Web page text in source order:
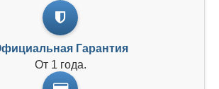
Гарантия
От 1 года.